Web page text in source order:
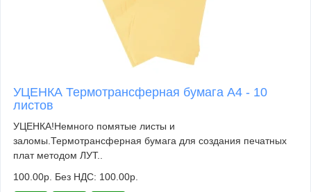
УЦЕНКА Термотрансферная бумага А4 - 10
листов
УЦЕНКА!Немного помятые листы и
заломы.Термотрансферная бумага для создания печатных
плат методом ЛУТ..
100.00р. Без НДС: 100.00р.